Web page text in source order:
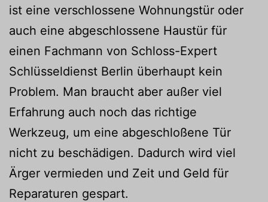
ist eine verschlossene Wohnungstür oder
auch eine abgeschlossene Haustür für
einen Fachmann von Schloss-Expert
Schlüsseldienst Berlin überhaupt kein
Problem. Man braucht aber außer viel
Erfahrung auch noch das richtige
Werkzeug, um eine abgeschloßene Tür
nicht zu beschädigen. Dadurch wird viel
Ärger vermieden und Zeit und Geld für
Reparaturen gespart.